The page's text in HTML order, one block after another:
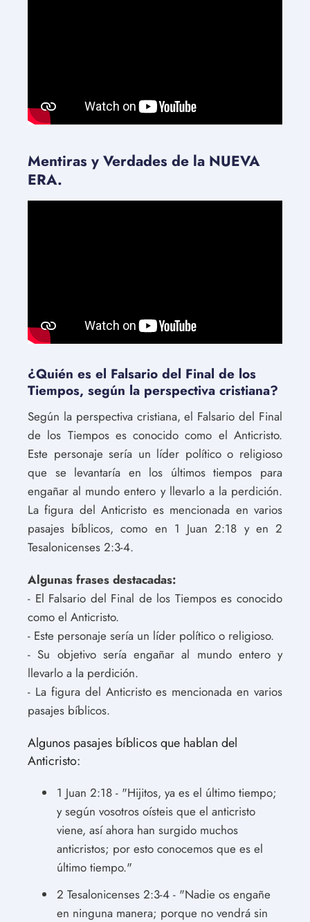
Mentiras y Verdades de la NUEVA
ERA.
¿Quién es el Falsario del Final de los
Tiempos, según la perspectiva cristiana?
Según la perspectiva cristiana, el Falsario del Final
de los Tiempos es conocido como el Anticristo.
Este personaje sería un líder político o religioso
que se levantaría en los últimos tiempos para
engañar al mundo entero y llevarlo a la perdición.
La figura del Anticristo es mencionada en varios
pasajes bíblicos, como en 1 Juan 2:18 y en 2
Tesalonicenses 2:3-4.
Algunas frases destacadas:
- El Falsario del Final de los Tiempos es conocido
como el Anticristo.
- Este personaje sería un líder político o religioso.
- Su objetivo sería engañar al mundo entero y
llevarlo a la perdición.
- La figura del Anticristo es mencionada en varios
pasajes bíblicos.
Algunos pasajes bíblicos que hablan del
Anticristo:
1 Juan 2:18 - "Hijitos, ya es el último tiempo;
y según vosotros oísteis que el anticristo
viene, así ahora han surgido muchos
anticristos; por esto conocemos que es el
último tiempo."
2 Tesalonicenses 2:3-4 - "Nadie os engañe
en ninguna manera; porque no vendrá sin